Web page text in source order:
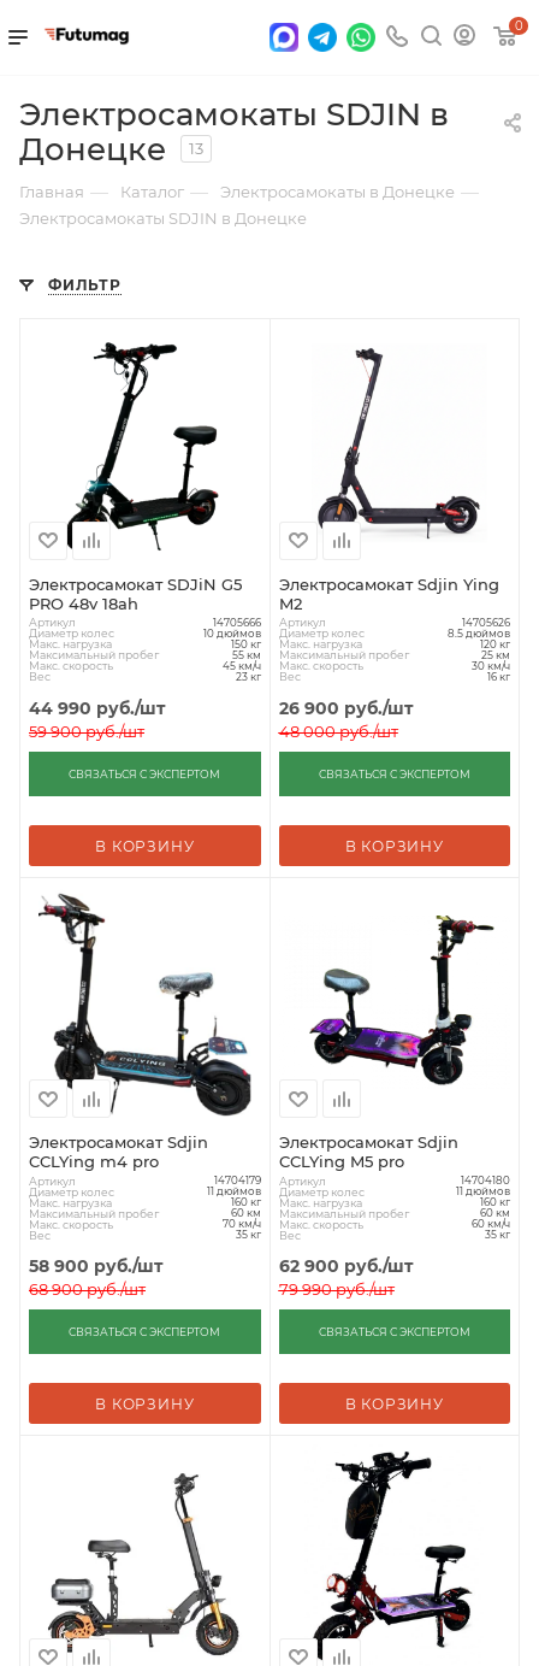
0
Электросамокаты SDJIN в
Донецке
13
Главная — Каталог — Электросамокаты в Донецке —
Электросамокаты SDJIN в Донецке
ФИЛЬТР
Электросамокат SDJiN G5
PRO 48v 18ah
Артикул 14705666
Диаметр колес 10 дюймов
Макс. нагрузка 150 кг
Максимальный пробег 55 км
Макс. скорость 45 км/ч
Вес 23 кг
44 990 руб./шт
59 900руб./шт
СВЯЗАТЬСЯ С ЭКСПЕРТОМ
В КОРЗИНУ
Электросамокат Sdjin Ying
M2
Артикул 14705626
Диаметр колес 8.5 дюймов
Макс. нагрузка 120 кг
Максимальный пробег 25 км
Макс. скорость 30 км/ч
Вес 16 кг
26 900 руб./шт
48 000руб./шт
СВЯЗАТЬСЯ С ЭКСПЕРТОМ
В КОРЗИНУ
Электросамокат Sdjin
CCLYing m4 pro
Артикул 14704179
Диаметр колес 11 дюймов
Макс. нагрузка 160 кг
Максимальный пробег 60 км
Макс. скорость 70 км/ч
Вес 35 кг
58 900 руб./шт
68 900руб./шт
СВЯЗАТЬСЯ С ЭКСПЕРТОМ
В КОРЗИНУ
Электросамокат Sdjin
CCLYing M5 pro
Артикул 14704180
Диаметр колес 11 дюймов
Макс. нагрузка 160 кг
Максимальный пробег 60 км
Макс. скорость 60 км/ч
Вес 35 кг
62 900 руб./шт
79 990руб./шт
СВЯЗАТЬСЯ С ЭКСПЕРТОМ
В КОРЗИНУ